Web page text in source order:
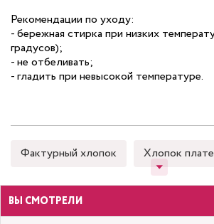
Рекомендации по уходу:
- бережная стирка при низких
градусов);
- не отбеливать;
- гладить при невысокой температуре.
Фактурный хлопок Хлопок
ВЫ СМОТРЕЛИ